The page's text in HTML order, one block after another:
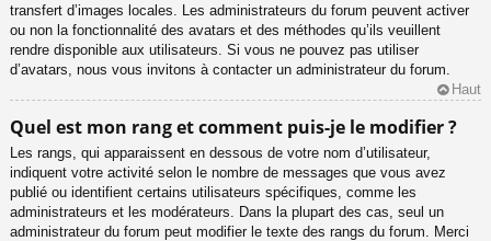
transfert d’images locales. Les administrateurs du forum peuvent activer
ou non la fonctionnalité des avatars et des méthodes qu’ils veuillent
rendre disponible aux utilisateurs. Si vous ne pouvez pas utiliser
d’avatars, nous vous invitons à contacter un administrateur du forum.
Haut
Quel est mon rang et comment puis-je le modifier ?
Les rangs, qui apparaissent en dessous de votre nom d’utilisateur,
indiquent votre activité selon le nombre de messages que vous avez
publié ou identifient certains utilisateurs spécifiques, comme les
administrateurs et les modérateurs. Dans la plupart des cas, seul un
administrateur du forum peut modifier le texte des rangs du forum. Merci